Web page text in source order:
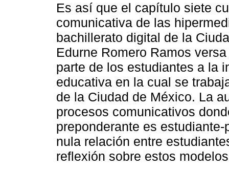
Es así que el capítulo siete
comunicativa de las
bachillerato digital de la
Edurne Romero Ramos
parte de los estudiantes a la
educativa en la cual se
de la Ciudad de México. La
procesos comunicativos
preponderante es
nula relación entre
reflexión sobre estos